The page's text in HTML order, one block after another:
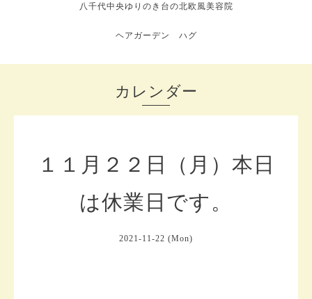
八千代中央ゆりのき台の北欧風美容院
ヘアガーデン ハグ
カレンダー
１１月２２日（月）本日
は休業日です。
2021-11-22 (Mon)